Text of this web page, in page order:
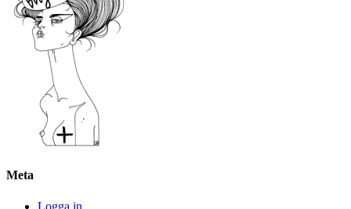
Meta
Logga in